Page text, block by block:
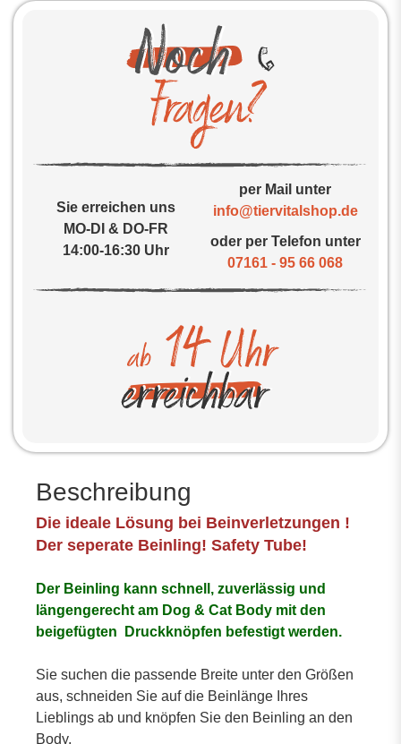
Sie erreichen uns
MO-DI & DO-FR
14:00-16:30 Uhr
per Mail unter
info@tiervitalshop.de
oder per Telefon unter
07161 - 95 66 068
Beschreibung
Die ideale Lösung bei Beinverletzungen !
Der seperate Beinling! Safety Tube!
Der Beinling kann schnell, zuverlässig und
längengerecht am Dog & Cat Body mit den
beigefügten Druckknöpfen befestigt werden.
Sie suchen die passende Breite unter den Größen
aus, schneiden Sie auf die Beinlänge Ihres
Lieblings ab und knöpfen Sie den Beinling an den
Body.